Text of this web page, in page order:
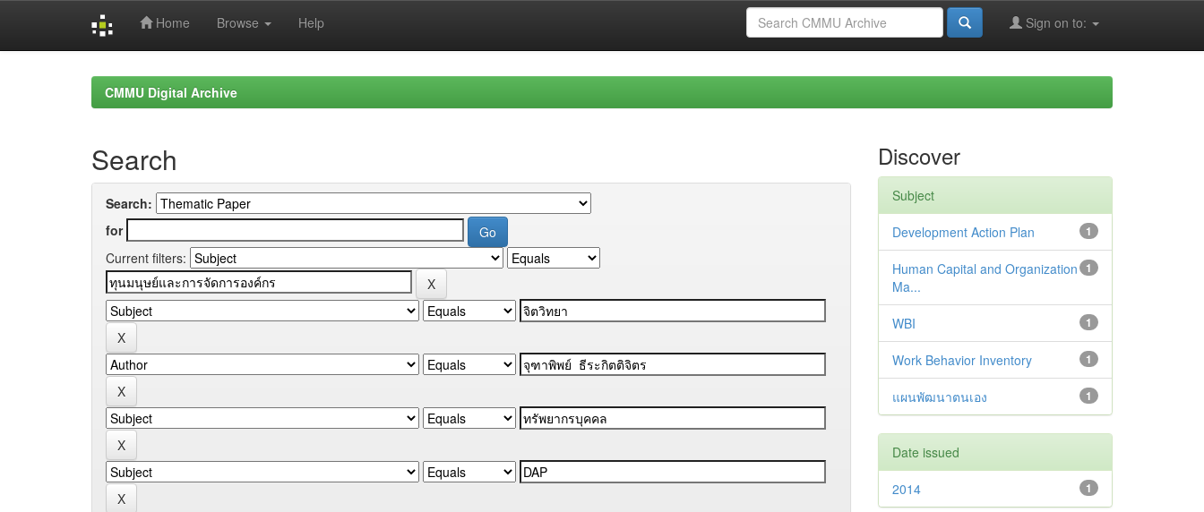
Home Browse Help Sign on to:
CMMU Digital Archive
Search
Search:
for
Current filters:
Discover
Subject
1
Development Action Plan
1
Human Capital and Organization
Ma...
1
WBI
1
Work Behavior Inventory
1
แผนพัฒนาตนเอง
Date issued
1
2014